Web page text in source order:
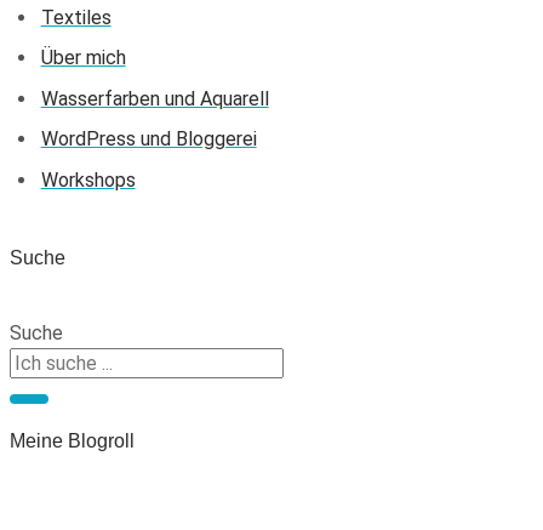
Textiles
Über mich
Wasserfarben und Aquarell
WordPress und Bloggerei
Workshops
Suche
Suche
Meine Blogroll